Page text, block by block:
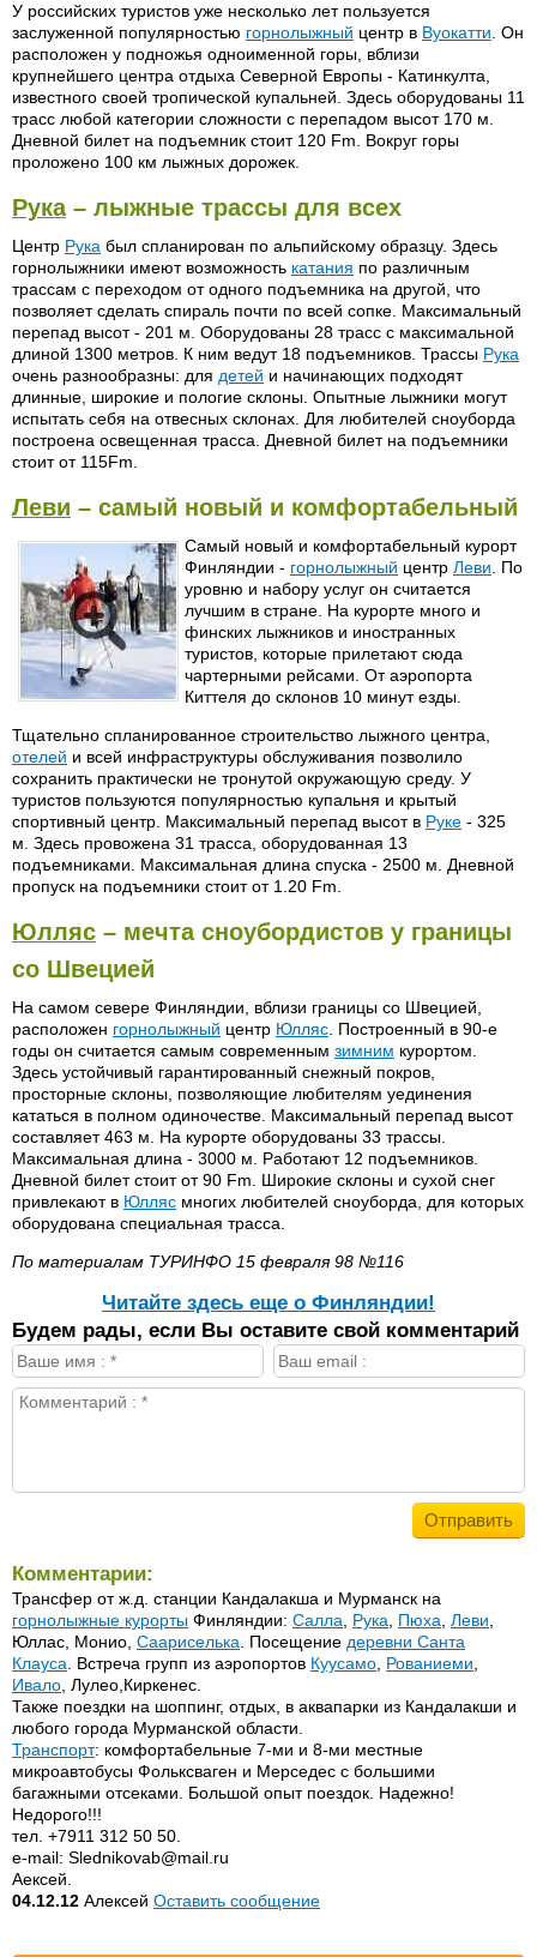
У российских туристов уже несколько лет пользуется
заслуженной популярностью горнолыжный центр в Вуокатти . Он
расположен у подножья одноименной горы, вблизи
крупнейшего центра отдыха Северной Европы - Катинкулта,
известного своей тропической купальней. Здесь оборудованы 11
трасс любой категории сложности с перепадом высот 170 м.
Дневной билет на подъемник стоит 120 Fm. Вокруг горы
проложено 100 км лыжных дорожек.
Рука– лыжные трассы для всех
Центр Рука был спланирован по альпийскому образцу. Здесь
горнолыжники имеют возможность катания по различным
трассам с переходом от одного подъемника на другой, что
позволяет сделать спираль почти по всей сопке. Максимальный
перепад высот - 201 м. Оборудованы 28 трасс с максимальной
длиной 1300 метров. К ним ведут 18 подъемников. Трассы Рука
очень разнообразны: для детей и начинающих подходят
длинные, широкие и пологие склоны. Опытные лыжники могут
испытать себя на отвесных склонах. Для любителей сноуборда
построена освещенная трасса. Дневной билет на подъемники
стоит от 115Fm.
Леви – самый новый и комфортабельный
Самый новый и комфортабельный курорт
Финляндии - горнолыжный центр Леви . По
уровню и набору услуг он считается
лучшим в стране. На курорте много и
финских лыжников и иностранных
туристов, которые прилетают сюда
чартерными рейсами. От аэропорта
Киттеля до склонов 10 минут езды.
Тщательно спланированное строительство лыжного центра,
отелей и всей инфраструктуры обслуживания позволило
сохранить практически не тронутой окружающую среду. У
туристов пользуются популярностью купальня и крытый
спортивный центр. Максимальный перепад высот в Руке - 325
м. Здесь провожена 31 трасса, оборудованная 13
подъемниками. Максимальная длина спуска - 2500 м. Дневной
пропуск на подъемники стоит от 1.20 Fm.
Юлляс – мечта сноубордистов у границы
со Швецией
На самом севере Финляндии, вблизи границы со Швецией,
расположен горнолыжный центр Юлляс . Построенный в 90-е
годы он считается самым современным зимним курортом.
Здесь устойчивый гарантированный снежный покров,
просторные склоны, позволяющие любителям уединения
кататься в полном одиночестве. Максимальный перепад высот
составляет 463 м. На курорте оборудованы 33 трассы.
Максимальная длина - 3000 м. Работают 12 подъемников.
Дневной билет стоит от 90 Fm. Широкие склоны и сухой снег
привлекают в Юлляс многих любителей сноуборда, для которых
оборудована специальная трасса.
По материалам ТУРИНФО 15 февраля 98 №116
Читайте здесь еще о Финляндии!
Будем рады, если Вы оставите свой комментарий
Комментарии:
Трансфер от ж.д. станции Кандалакша и Мурманск на
горнолыжные курорты Финляндии: Салла Рука Пюха Леви
Юллас, Монио, Саариселька . Посещение деревни Санта
Клауса . Встреча групп из аэропортов Куусамо Рованиеми
Ивало , Лулео,Киркенес.
Также поездки на шоппинг, отдых, в аквапарки из Кандалакши и
любого города Мурманской области.
Транспорт: комфортабельные 7-ми и 8-ми местные
микроавтобусы Фольксваген и Мерседес с большими
багажными отсеками. Большой опыт поездок. Надежно!
Недорого!!!
тел. +7911 312 50 50.
e-mail: Slednikovab@mail.ru
Аексей.
04.12.12 Алексей Оставить сообщение